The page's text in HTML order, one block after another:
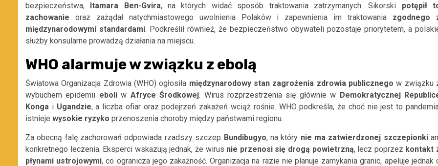
bezpieczeństwa, Itamara Ben-Gvira, na których widać sposób traktowania zatrzymanych. Sikorski potępił
zachowanie oraz zażądał natychmiastowego uwolnienia Polaków i zapewnienia im traktowania zgodnego
międzynarodowymi standardami. Podkreślił również, że bezpieczeństwo obywateli pozostaje priorytetem, a
służby konsularne prowadzą działania na miejscu.
WHO alarmuje w związku z ebolą
Światowa Organizacja Zdrowia (WHO) ogłosiła międzynarodowy stan zagrożenia zdrowia publicznego w związku
wybuchem epidemii eboliw Afryce Środkowej. Wirus rozprzestrzenia się głównie w Demokratycznej
Konga i Ugandzie, a liczba ofiar oraz podejrzeń zakażeń wciąż rośnie. WHO podkreśla, że choć nie jest to
istnieje wysokie ryzyko przenoszenia choroby między państwami regionu.
Za obecną falę zachorowań odpowiada rzadszy szczep Bundibugyo, na który nie ma zatwierdzonej szczepionki
konkretnego leczenia. Eksperci wskazują jednak, że wirus nie przenosi się drogą powietrzną, lecz poprzez kontakt
płynami ustrojowymi, co ogranicza jego zakaźność. Organizacja na razie nie planuje zamykania granic, apeluje jednak